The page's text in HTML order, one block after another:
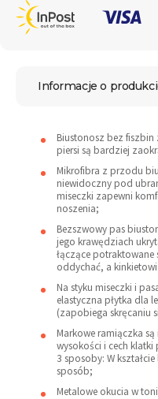
Informacje o
Biustonosz bez fiszbin
piersi są bardziej
Mikrofibra z przodu
niewidoczny pod
miseczki zapewni
noszenia;
Bezszwowy pas
jego krawędziach
łączące
oddychać, a
Na styku miseczki i
elastyczna płytka dla
(zapobiega skręcaniu
Markowe ramiączka
wysokości i cech klatki
3 sposoby: W
sposób;
Metalowe okucia w